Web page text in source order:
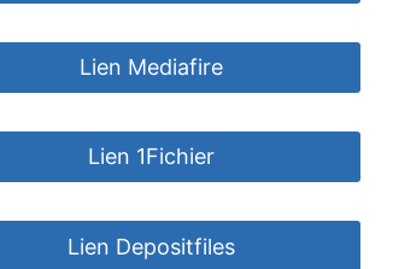
Lien Mediafire
Lien 1Fichier
Lien Depositfiles